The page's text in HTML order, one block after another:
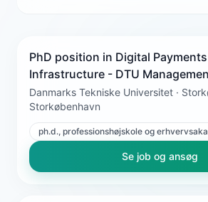
PhD position in Digital
Infrastructure - DTU
Danmarks Tekniske Universitet ·
Storkøbenhavn
ph.d., professionshøjskole og
Se job og ansøg